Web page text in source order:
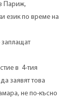
Париж,
език по време на
в 4-тия
заявят това
не по-късно